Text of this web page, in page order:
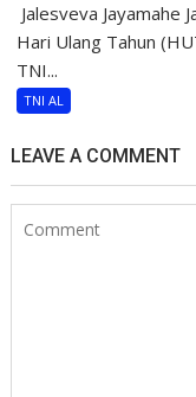
Jalesveva
Hari Ulang Tahun
TNI...
TNI AL
LEAVE A COMMENT